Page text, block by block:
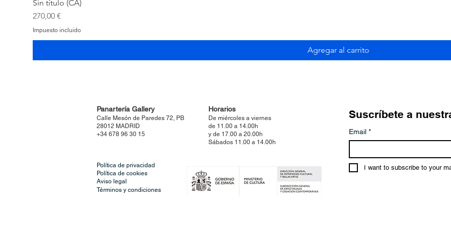
Sin título (CA)
Precio
270,00 €
Impuesto incluido
Agregar al carrito
Panartería Gallery
Calle Mesón de Paredes 72, PB
28012 MADRID
+34 678 96 30 15
Horarios
De miércoles a viernes
de 11.00 a 14.00h
y de 17.00 a 20.00h
Sábados 11.00 a 14.00h
Política de privacidad
Política de cookies
Aviso legal
Términos y condiciones
Suscríbete a
Email *
I want to subscribe to your